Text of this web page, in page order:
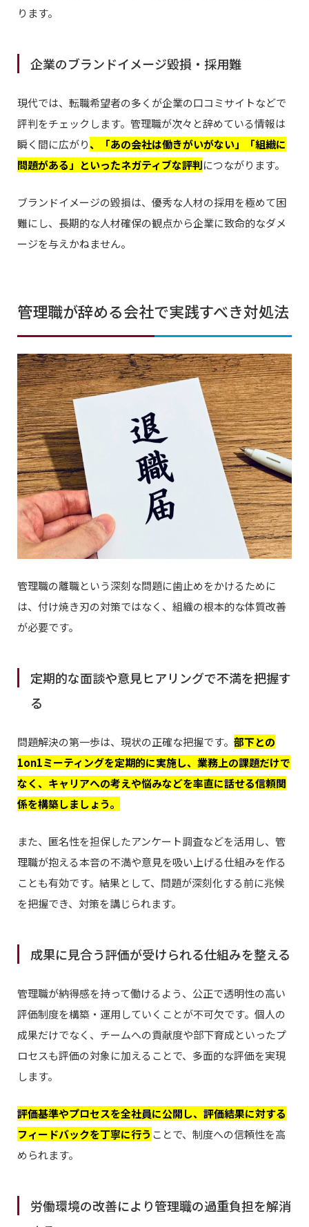
ります。
企業のブランドイメージ毀損・採用難
現代では、転職希望者の多くが企業の口コミサイトなどで
評判をチェックします。管理職が次々と辞めている情報は
瞬く間に広がり、「あの会社は働きがいがない」「組織に
問題がある」といったネガティブな評判につながります。
ブランドイメージの毀損は、優秀な人材の採用を極めて困
難にし、長期的な人材確保の観点から企業に致命的なダメ
ージを与えかねません。
管理職が辞める会社で実践すべき対処法
管理職の離職という深刻な問題に歯止めをかけるために
は、付け焼き刃の対策ではなく、組織の根本的な体質改善
が必要です。
定期的な面談や意見ヒアリングで不満を把握す
る
問題解決の第一歩は、現状の正確な把握です。 部下との
1on1ミーティングを定期的に実施し、業務上の課題だけで
なく、キャリアへの考えや悩みなどを率直に話せる信頼関
係を構築しましょう。
また、匿名性を担保したアンケート調査などを活用し、管
理職が抱える本音の不満や意見を吸い上げる仕組みを作る
ことも有効です。結果として、問題が深刻化する前に兆候
を把握でき、対策を講じられます。
成果に見合う評価が受けられる仕組みを整える
管理職が納得感を持って働けるよう、公正で透明性の高い
評価制度を構築・運用していくことが不可欠です。個人の
成果だけでなく、チームへの貢献度や部下育成といったプ
ロセスも評価の対象に加えることで、多面的な評価を実現
します。
評価基準やプロセスを全社員に公開し、評価結果に対する
フィードバックを丁寧に行う ことで、制度への信頼性を高
められます。
労働環境の改善により管理職の過重負担を解消